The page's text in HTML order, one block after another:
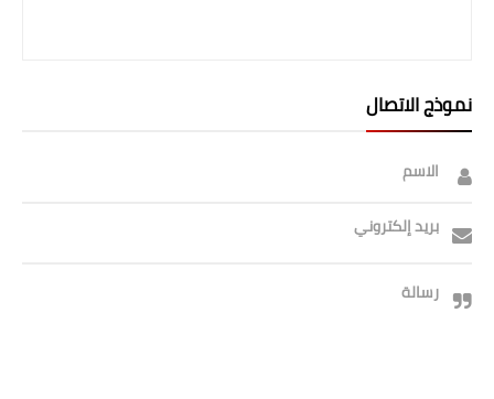
نموذج الاتصال
الاسم
بريد إلكتروني
رسالة